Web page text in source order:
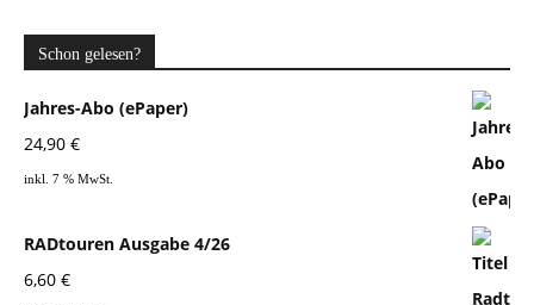
Schon gelesen?
Jahres-Abo (ePaper)
24,90 €
inkl. 7 % MwSt.
RADtouren Ausgabe 4/26
6,60 €